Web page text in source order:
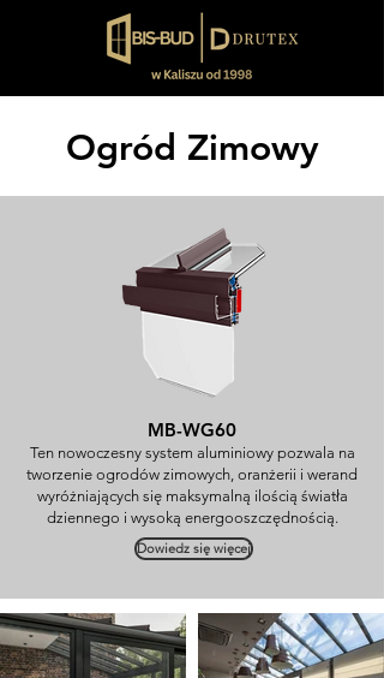
Ogród Zimowy
MB-WG60
Ten nowoczesny system aluminiowy pozwala na
tworzenie ogrodów zimowych, oranżerii i werand
wyróżniających się maksymalną ilością światła
dziennego i wysoką energooszczędnością.
Dowiedz się więcej